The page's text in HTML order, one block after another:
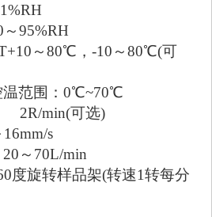
度：	0.1%RH
度：	60～95%RH
范围：	控温范围：0℃~70℃
样架拉升频率：	2R/min(可选)
s
～70L/min